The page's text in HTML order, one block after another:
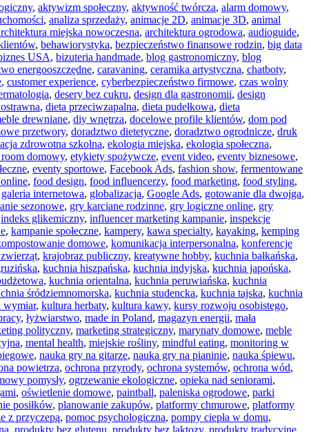
, aktywizm społeczny, aktywność twórcza, alarm domowy,
, analiza sprzedaży, animacje 2D, animacje 3D, animal
miejska nowoczesna, architektura ogrodowa, audioguide,
, behawiorystyka, bezpieczeństwo finansowe rodzin, big data
USA, bizuteria handmade, blog gastronomiczny, blog
energooszczędne, caravaning, ceramika artystyczna, chatboty,
, customer experience, cyberbezpieczeństwo firmowe, czas wolny
, desery bez cukru, design dla gastronomii, design
, dieta przeciwzapalna, dieta pudełkowa, dieta
drewniane, diy wnętrza, docelowe profile klientów, dom pod
przetwory, doradztwo dietetyczne, doradztwo ogrodnicze, druk
zdrowotna szkolna, ekologia miejska, ekologia społeczna,
room domowy, etykiety spożywcze, event video, eventy biznesowe,
, eventy sportowe, Facebook Ads, fashion show, fermentowane
, food design, food influencerzy, food marketing, food styling,
galeria internetowa, globalizacja, Google Ads, gotowanie dla dwojga,
sezonowe, gry karciane rodzinne, gry logiczne online, gry
indeks glikemiczny, influencer marketing kampanie, inspekcje
, kampanie społeczne, kampery, kawa specialty, kayaking, kemping
domowe, komunikacja interpersonalna, konferencje
, krajobraz publiczny, kreatywne hobby, kuchnia bałkańska,
, kuchnia hiszpańska, kuchnia indyjska, kuchnia japońska,
, kuchnia orientalna, kuchnia peruwiańska, kuchnia
śródziemnomorska, kuchnia studencka, kuchnia tajska, kuchnia
wymiar, kultura herbaty, kultura kawy, kursy rozwoju osobistego,
, łyżwiarstwo, made in Poland, magazyn energii, mała
polityczny, marketing strategiczny, marynaty domowe, meble
, mental health, miejskie rośliny, mindful eating, monitoring w
, nauka gry na gitarze, nauka gry na pianinie, nauka śpiewu,
powietrza, ochrona przyrody, ochrona systemów, ochrona wód,
pomysły, ogrzewanie ekologiczne, opieka nad seniorami,
, oświetlenie domowe, paintball, paleniska ogrodowe, parki
posiłków, planowanie zakupów, platformy chmurowe, platformy
z przyczepą, pomoc psychologiczna, pompy ciepła w domu,
, produkty bez glutenu, produkty bez laktozy, produkty tradycyjne,